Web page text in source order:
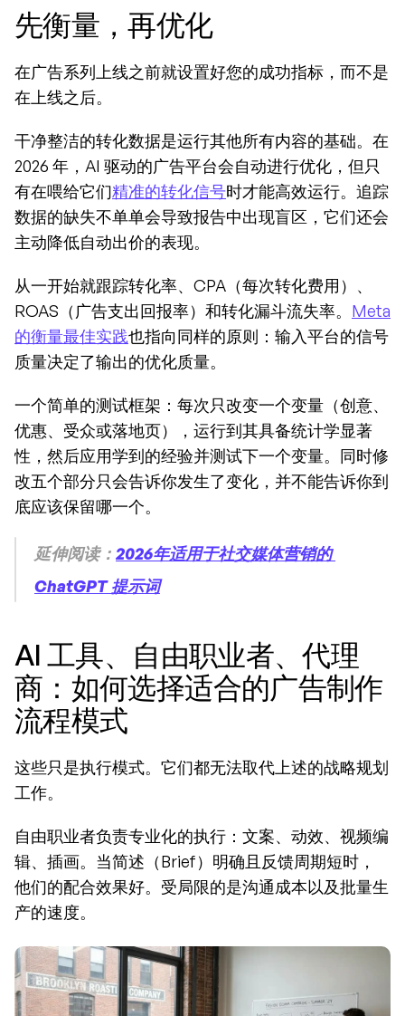
先衡量，再优化
在广告系列上线之前就设置好您的成功指标，而不是
在上线之后。
干净整洁的转化数据是运行其他所有内容的基础。在
2026 年，AI 驱动的广告平台会自动进行优化，但只
有在喂给它们精准的转化信号时才能高效运行。追踪
数据的缺失不单单会导致报告中出现盲区，它们还会
主动降低自动出价的表现。
从一开始就跟踪转化率、CPA（每次转化费用）、
ROAS（广告支出回报率）和转化漏斗流失率。 Meta
的衡量最佳实践也指向同样的原则：输入平台的信号
质量决定了输出的优化质量。
一个简单的测试框架：每次只改变一个变量（创意、
优惠、受众或落地页），运行到其具备统计学显著
性，然后应用学到的经验并测试下一个变量。同时修
改五个部分只会告诉你发生了变化，并不能告诉你到
底应该保留哪一个。
延伸阅读： 2026年适用于社交媒体营销的
ChatGPT 提示词
AI 工具、自由职业者、代理
商：如何选择适合的广告制作
流程模式
这些只是执行模式。它们都无法取代上述的战略规划
工作。
自由职业者负责专业化的执行：文案、动效、视频编
辑、插画。当简述（Brief）明确且反馈周期短时，
他们的配合效果好。受局限的是沟通成本以及批量生
产的速度。